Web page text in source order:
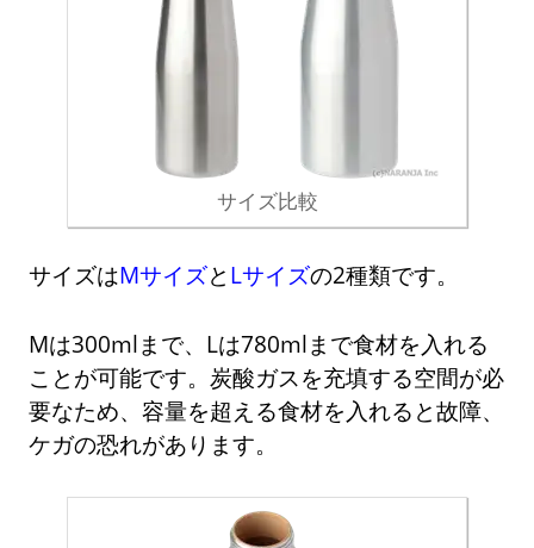
サイズ比較
サイズはMサイズと Lサイズの2種類です。
Mは300mlまで、Lは780mlまで食材を入れる
ことが可能です。炭酸ガスを充填する空間が必
要なため、容量を超える食材を入れると故障、
ケガの恐れがあります。